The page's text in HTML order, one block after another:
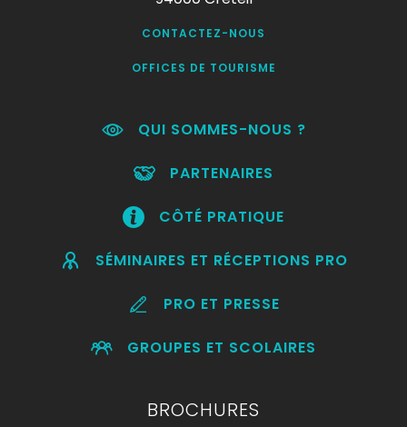
CONTACTEZ-NOUS
OFFICES DE TOURISME
QUI SOMMES-NOUS ?
PARTENAIRES
CÔTÉ PRATIQUE
SÉMINAIRES ET RÉCEPTIONS PRO
PRO ET PRESSE
GROUPES ET SCOLAIRES
BROCHURES